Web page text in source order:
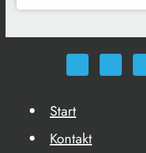
Start
Kontakt